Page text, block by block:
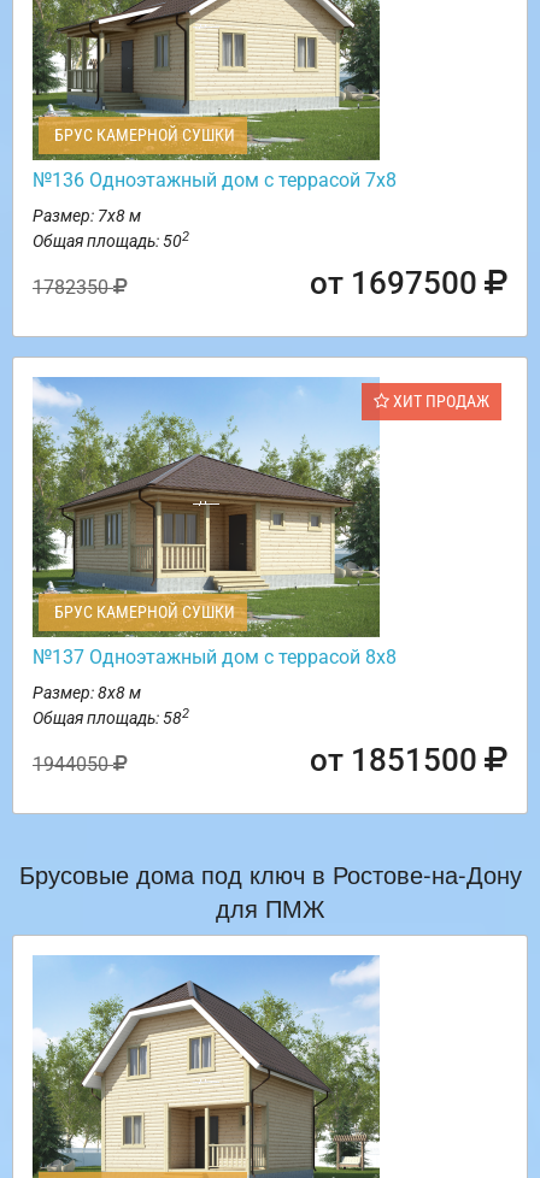
БРУС КАМЕРНОЙ СУШКИ
№136 Одноэтажный дом с террасой 7х8
Размер: 7х8 м
Общая площадь: 502
1782350 от 1697500
ХИТ ПРОДАЖ
БРУС КАМЕРНОЙ СУШКИ
№137 Одноэтажный дом с террасой 8х8
Размер: 8х8 м
Общая площадь: 582
1944050 от 1851500
Брусовые дома под ключ в Ростове-на-Дону
для ПМЖ